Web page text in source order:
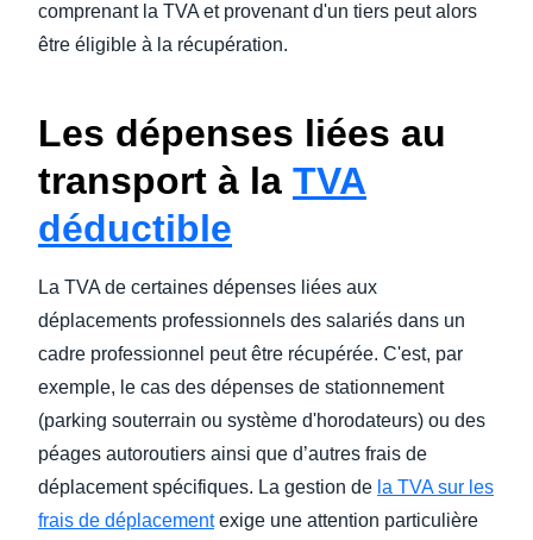
comprenant la TVA et provenant d'un tiers peut alors
être éligible à la récupération.
Les dépenses liées au
transport à la TVA
déductible
La TVA de certaines dépenses liées aux
déplacements professionnels des salariés dans un
cadre professionnel peut être récupérée. C'est, par
exemple, le cas des dépenses de stationnement
(parking souterrain ou système d'horodateurs) ou des
péages autoroutiers ainsi que d’autres frais de
déplacement spécifiques. La gestion de la TVA sur les
frais de déplacementexige une attention particulière